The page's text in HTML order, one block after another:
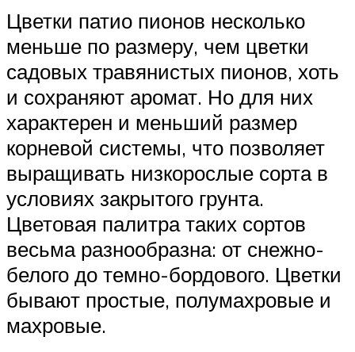
Цветки патио пионов несколько
меньше по размеру, чем цветки
садовых травянистых пионов, хоть
и сохраняют аромат. Но для них
характерен и меньший размер
корневой системы, что позволяет
выращивать низкорослые сорта в
условиях закрытого грунта.
Цветовая палитра таких сортов
весьма разнообразна: от снежно-
белого до темно-бордового. Цветки
бывают простые, полумахровые и
махровые.